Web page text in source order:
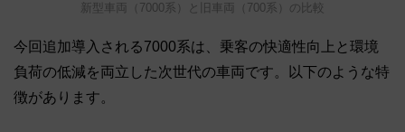
新型車両（7000系）と旧車両（700系）の比較
今回追加導入される7000系は、乗客の快適性向上と環境
負荷の低減を両立した次世代の車両です。以下のような特
徴があります。